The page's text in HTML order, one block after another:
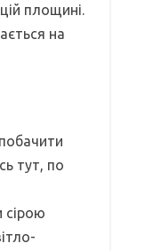
площині.
на
тут, по
сірою